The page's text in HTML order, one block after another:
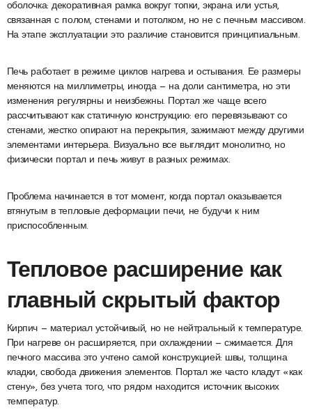
оболочка: декоративная рамка вокруг топки, экрана или устья,
связанная с полом, стенами и потолком, но не с печным массивом.
На этапе эксплуатации это различие становится принципиальным.
Печь работает в режиме циклов нагрева и остывания. Ее размеры
меняются на миллиметры, иногда — на доли сантиметра, но эти
изменения регулярны и неизбежны. Портал же чаще всего
рассчитывают как статичную конструкцию: его перевязывают со
стенами, жестко опирают на перекрытия, зажимают между другими
элементами интерьера. Визуально все выглядит монолитно, но
физически портал и печь живут в разных режимах.
Проблема начинается в тот момент, когда портал оказывается
втянутым в тепловые деформации печи, не будучи к ним
приспособленным.
Тепловое расширение как
главный скрытый фактор
Кирпич — материал устойчивый, но не нейтральный к температуре.
При нагреве он расширяется, при охлаждении — сжимается. Для
печного массива это учтено самой конструкцией: швы, толщина
кладки, свобода движения элементов. Портал же часто кладут «как
стену», без учета того, что рядом находится источник высоких
температур.